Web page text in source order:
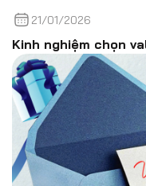
21/01/2026
Kinh nghiệm chọn